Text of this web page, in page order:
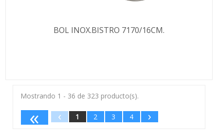
BOL INOX.BISTRO 7170/16CM.
Mostrando 1 - 36 de 323 producto(s).
« ‹ 1 2 3 4 ›